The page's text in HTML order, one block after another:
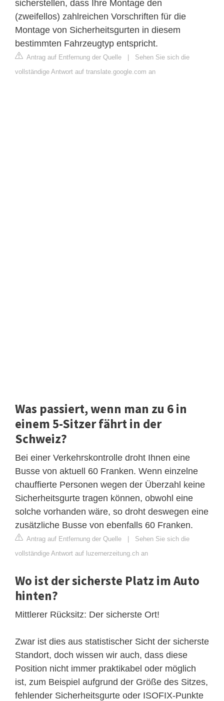
sicherstellen, dass Ihre Montage den
(zweifellos) zahlreichen Vorschriften für die
Montage von Sicherheitsgurten in diesem
bestimmten Fahrzeugtyp entspricht.
Antrag auf Entfernung der Quelle | Sehen Sie sich die
vollständige Antwort auf translate.google.com an
Was passiert, wenn man zu 6 in
einem 5-Sitzer fährt in der
Schweiz?
Bei einer Verkehrskontrolle droht Ihnen eine
Busse von aktuell 60 Franken. Wenn einzelne
chauffierte Personen wegen der Überzahl keine
Sicherheitsgurte tragen können, obwohl eine
solche vorhanden wäre, so droht deswegen eine
zusätzliche Busse von ebenfalls 60 Franken.
Antrag auf Entfernung der Quelle | Sehen Sie sich die
vollständige Antwort auf luzernerzeitung.ch an
Wo ist der sicherste Platz im Auto
hinten?
Mittlerer Rücksitz: Der sicherste Ort!
Zwar ist dies aus statistischer Sicht der sicherste
Standort, doch wissen wir auch, dass diese
Position nicht immer praktikabel oder möglich
ist, zum Beispiel aufgrund der Größe des Sitzes,
fehlender Sicherheitsgurte oder ISOFIX-Punkte